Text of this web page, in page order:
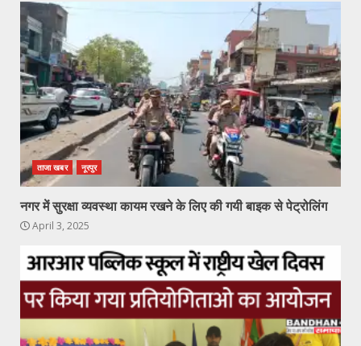
ताजा खबर नूरपुर
नगर में सुरक्षा व्यवस्था कायम रखने के लिए की गयी बाइक से पेट्रोलिंग
April 3, 2025